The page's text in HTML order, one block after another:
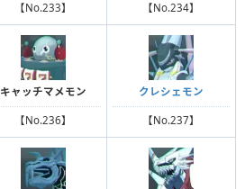
【No.233】 【No.234】
キャッチマメモン
【No.236】
クレシェモン
【No.237】